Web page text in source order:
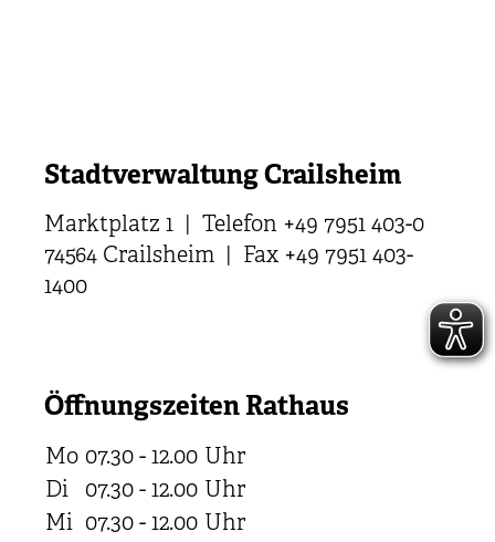
Stadtverwaltung Crailsheim
Marktplatz 1 | Telefon +49 7951 403-0
74564 Crailsheim | Fax +49 7951 403-
1400
Öffnungszeiten Rathaus
Mo 07.30 - 12.00 Uhr
Di
07.30 - 12.00 Uhr
Mi 07.30 - 12.00 Uhr